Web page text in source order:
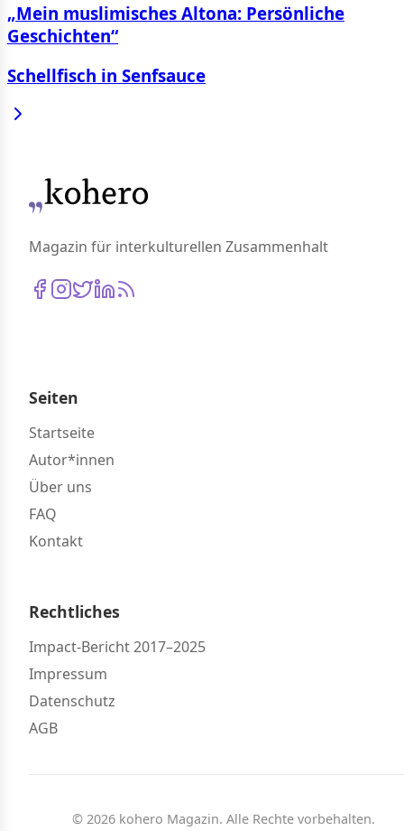
„Mein muslimisches Altona: Persönliche
Geschichten“
Schellfisch in Senfsauce
Magazin für interkulturellen Zusammenhalt
Seiten
Startseite
Autor*innen
Über uns
FAQ
Kontakt
Rechtliches
Impact-Bericht 2017–2025
Impressum
Datenschutz
AGB
© 2026 kohero Magazin. Alle Rechte vorbehalten.